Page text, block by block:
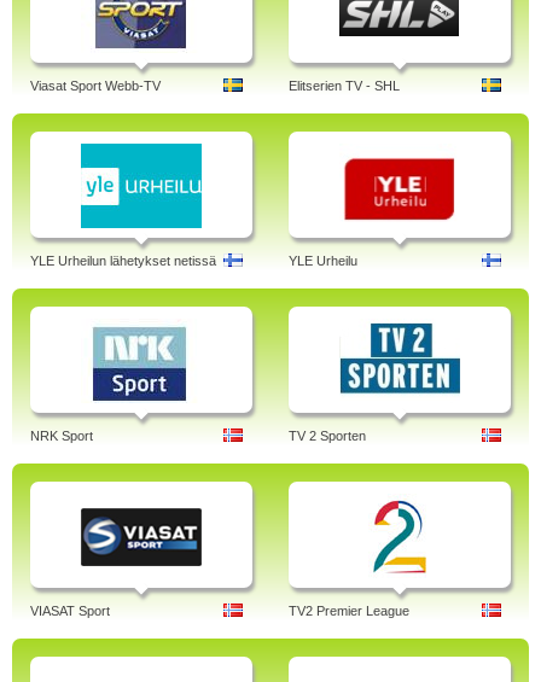
Viasat Sport Webb-TV Elitserien TV - SHL
YLE Urheilun lähetykset netissä YLE Urheilu
NRK Sport TV 2 Sporten
VIASAT Sport TV2 Premier League